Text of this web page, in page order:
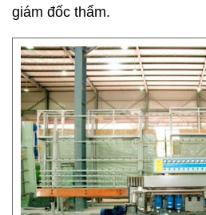
giám đốc thẩm.